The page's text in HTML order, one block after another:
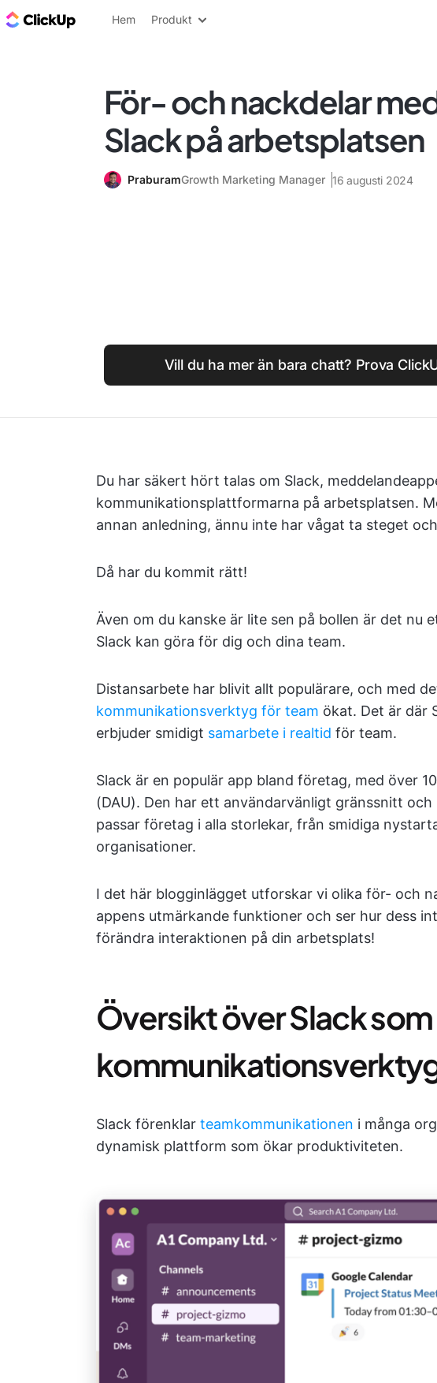
ClickUp-bloggen
Hem Produkt
För- och nackdelar
Slack på arbetsplatsen
PraburamGrowth Marketing Manager 16 augusti 2024
Vill du ha mer än bara chatt? Prova
Du har säkert hört talas om Slack,
kommunikationsplattformarna på arbetsplatsen.
annan anledning, ännu inte har vågat ta steget
Då har du kommit rätt!
Även om du kanske är lite sen på bollen är det
Slack kan göra för dig och dina team.
Distansarbete har blivit allt populärare, och med
kommunikationsverktyg för team ökat. Det är där
erbjuder smidigt samarbete i realtid för team.
Slack är en populär app bland företag, med över
(DAU). Den har ett användarvänligt gränssnitt
passar företag i alla storlekar, från smidiga
organisationer.
I det här blogginlägget utforskar vi olika för- och
appens utmärkande funktioner och ser hur dess
förändra interaktionen på din arbetsplats!
Översikt över Slack som
Slack förenklar teamkommunikationen i många
dynamisk plattform som ökar produktiviteten.